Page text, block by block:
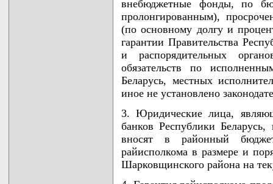
внебюджетные фонды, по
пролонгированным),
(по основному долгу и
гарантии Правительства
и распорядительных
обязательств по
Беларусь, местных
иное не установлено
3. Юридические лица,
банков Республики
вносят в районный
райисполкома в размере и
Шарковщинского района на